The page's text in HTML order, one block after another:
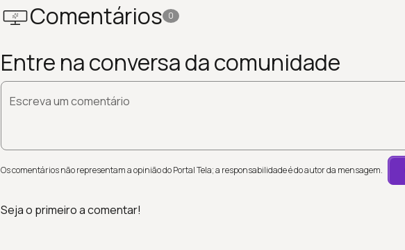
Comentários 0
Entre na conversa da comunidade
Escreva um comentário
Os comentários não representam a opinião do Portal Tela; a responsabilidade é do autor da mensagem.
Seja o primeiro a comentar!